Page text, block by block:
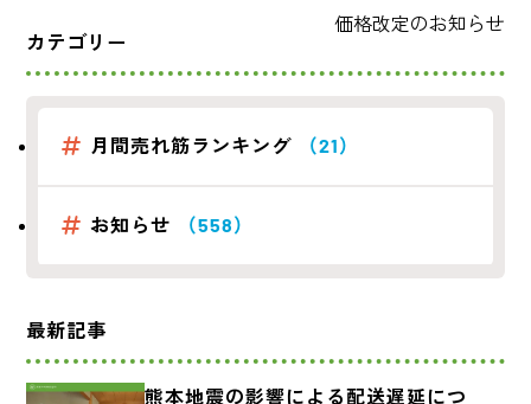
価格改定のお知らせ
カテゴリー
月間売れ筋ランキング （21）
お知らせ （558）
最新記事
熊本地震の影響による配送遅延につ